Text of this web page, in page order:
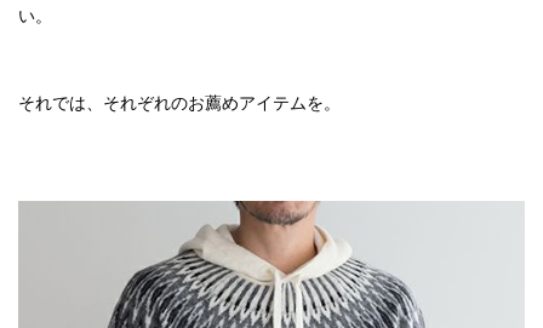
い。
それでは、それぞれのお薦めアイテムを。